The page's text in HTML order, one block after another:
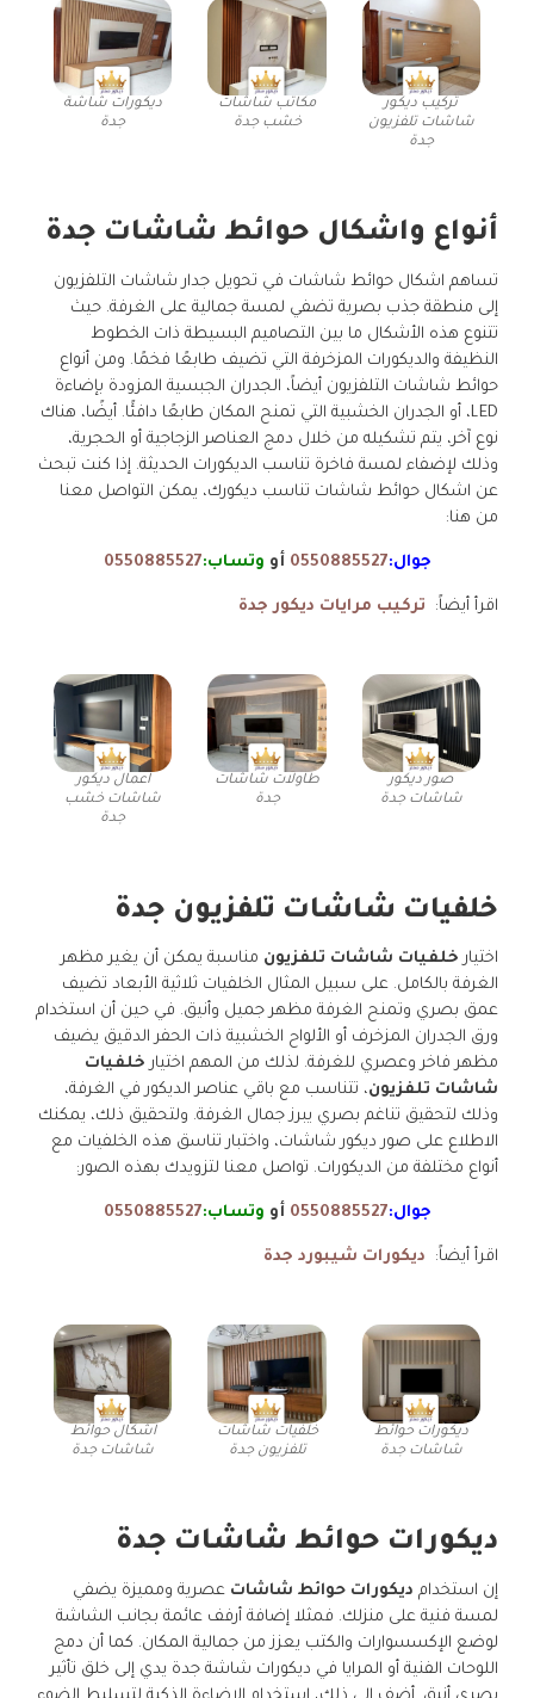
تركيب ديكور
شاشات تلفزيون
جدة
مكاتب شاشات
خشب جدة
ديكورات شاشة
جدة
أنواع واشكال حوائط شاشات جدة
تساهم اشكال حوائط شاشات في تحويل جدار شاشات التلفزيون
إلى منطقة جذب بصرية تضفي لمسة جمالية على الغرفة. حيث
تتنوع هذه الأشكال ما بين التصاميم البسيطة ذات الخطوط
النظيفة والديكورات المزخرفة التي تضيف طابعًا فخمًا. ومن أنواع
حوائط شاشات التلفزيون أيضاً، الجدران الجبسية المزودة بإضاءة
LED، أو الجدران الخشبية التي تمنح المكان طابعًا دافئًا. أيضًا، هناك
نوع آخر، يتم تشكيله من خلال دمج العناصر الزجاجية أو الحجرية،
وذلك لإضفاء لمسة فاخرة تناسب الديكورات الحديثة. إذا كنت تبحث
عن اشكال حوائط شاشات تناسب ديكورك، يمكن التواصل معنا
من هنا:
جوال:0550885527 أو وتساب:0550885527
اقرأ أيضاً: تركيب مرايات ديكور جدة
صور ديكور
شاشات جدة
طاولات شاشات
جدة
اعمال ديكور
شاشات خشب
جدة
خلفيات شاشات تلفزيون جدة
اختيار خلفيات شاشات تلفزيون مناسبة يمكن أن يغير مظهر
الغرفة بالكامل. على سبيل المثال الخلفيات ثلاثية الأبعاد تضيف
عمق بصري وتمنح الغرفة مظهر جميل وأنيق. في حين أن استخدام
ورق الجدران المزخرف أو الألواح الخشبية ذات الحفر الدقيق يضيف
مظهر فاخر وعصري للغرفة. لذلك من المهم اختيار خلفيات
شاشات تلفزيون، تتناسب مع باقي عناصر الديكور في الغرفة،
وذلك لتحقيق تناغم بصري يبرز جمال الغرفة. ولتحقيق ذلك، يمكنك
الاطلاع على صور ديكور شاشات، واختبار تناسق هذه الخلفيات مع
أنواع مختلفة من الديكورات. تواصل معنا لتزويدك بهذه الصور:
جوال:0550885527 أو وتساب:0550885527
اقرأ أيضاً: ديكورات شيبورد جدة
ديكورات حوائط
شاشات جدة
خلفيات شاشات
تلفزيون جدة
اشكال حوائط
شاشات جدة
ديكورات حوائط شاشات جدة
إن استخدام ديكورات حوائط شاشات عصرية ومميزة يضفي
لمسة فنية على منزلك. فمثلا إضافة أرفف عائمة بجانب الشاشة
لوضع الإكسسوارات والكتب يعزز من جمالية المكان. كما أن دمج
اللوحات الفنية أو المرايا في ديكورات شاشة جدة يدي إلى خلق تأثير